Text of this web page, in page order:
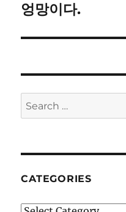
Next
엉망이다.
Search
for:
CATEGORIES